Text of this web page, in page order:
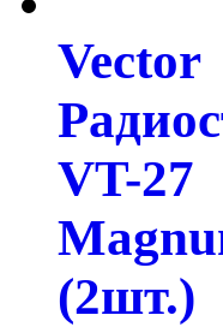
Vector
VT-27
(2шт.)